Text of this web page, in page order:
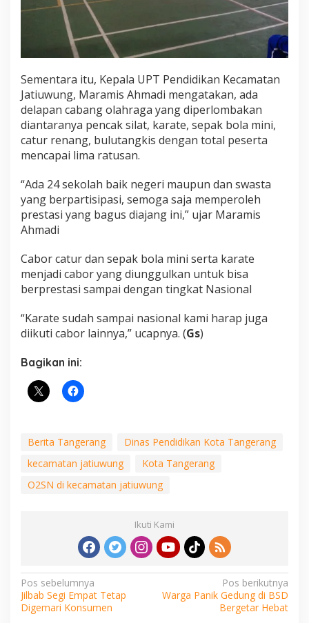
Sementara itu, Kepala UPT Pendidikan Kecamatan
Jatiuwung, Maramis Ahmadi mengatakan, ada
delapan cabang olahraga yang diperlombakan
diantaranya pencak silat, karate, sepak bola mini,
catur renang, bulutangkis dengan total peserta
mencapai lima ratusan.
“Ada 24 sekolah baik negeri maupun dan swasta
yang berpartisipasi, semoga saja memperoleh
prestasi yang bagus diajang ini,” ujar Maramis
Ahmadi
Cabor catur dan sepak bola mini serta karate
menjadi cabor yang diunggulkan untuk bisa
berprestasi sampai dengan tingkat Nasional
“Karate sudah sampai nasional kami harap juga
diikuti cabor lainnya,” ucapnya. (Gs)
Bagikan ini:
Berita Tangerang
Dinas Pendidikan Kota Tangerang
kecamatan jatiuwung
Kota Tangerang
O2SN di kecamatan jatiuwung
Ikuti Kami
Navigasi
pos
Pos sebelumnya
Jilbab Segi Empat Tetap
Digemari Konsumen
Pos berikutnya
Warga Panik Gedung di BSD
Bergetar Hebat